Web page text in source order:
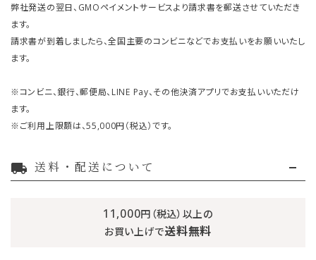
弊社発送の翌日、GMOペイメントサービスより請求書を郵送させていただき
ます。
請求書が到着しましたら、全国主要のコンビニなどでお支払いをお願いいたし
ます。
※コンビニ、銀行、郵便局、LINE Pay、その他決済アプリでお支払いいただけ
ます。
※ご利用上限額は、55,000円（税込）です。
local_shipping 送料・配送について
11,000円（税込）以上の
お買い上げで送料無料